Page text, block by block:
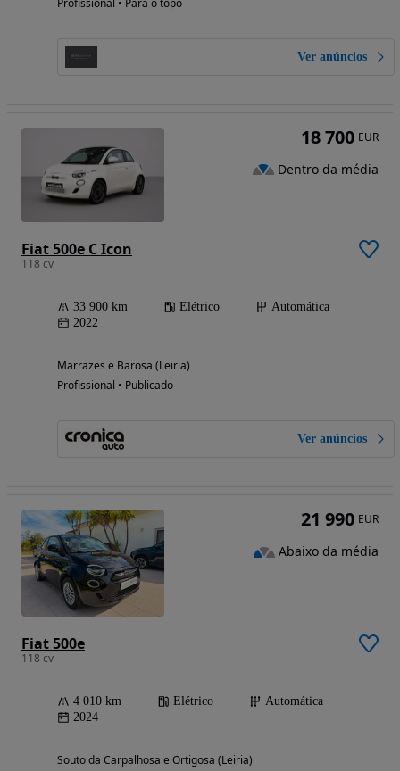
Ver anúncios
Fiat 500e C Icon
118 cv
33 900 km Elétrico
Automática
2022
Marrazes e Barosa (Leiria)
Profissional • Publicado
Ver anúncios
18 700 EUR
Dentro da média
Fiat 500e
118 cv
4 010 km Elétrico
Automática
2024
Souto da Carpalhosa e Ortigosa (Leiria)
21 990 EUR
Abaixo da média